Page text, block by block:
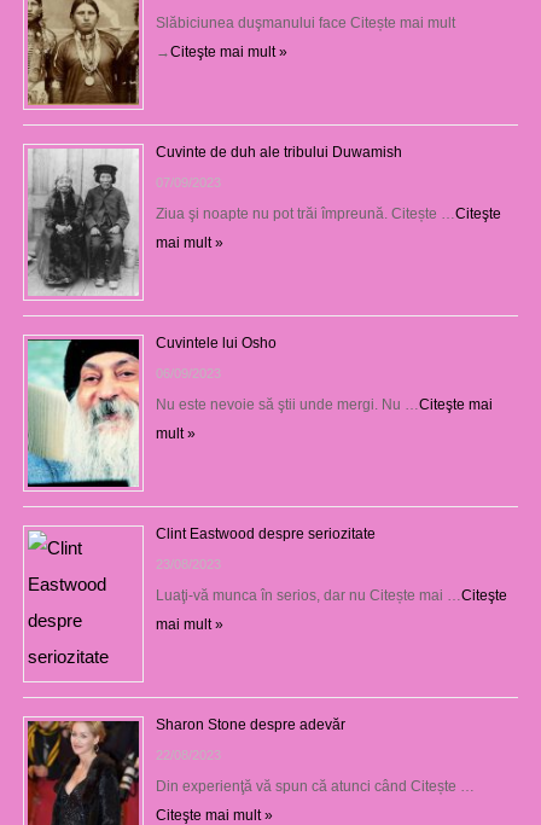
Slăbiciunea duşmanului face Citește mai mult
→Citeşte mai mult »
Cuvinte de duh ale tribului Duwamish
07/09/2023
Ziua şi noapte nu pot trăi împreună. Citește … Citeşte
mai mult »
Cuvintele lui Osho
06/09/2023
Nu este nevoie să ştii unde mergi. Nu … Citeşte mai
mult »
Clint Eastwood despre seriozitate
23/08/2023
Luaţi-vă munca în serios, dar nu Citește mai … Citeşte
mai mult »
Sharon Stone despre adevăr
22/08/2023
Din experienţă vă spun că atunci când Citește …
Citeşte mai mult »